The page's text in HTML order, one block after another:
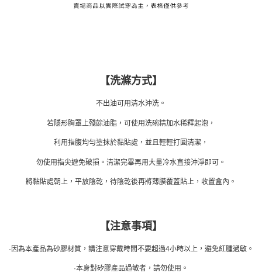
【洗滌方式】
不出油可用清水沖洗。
若隱形胸罩上殘餘油脂，可使用洗碗精加水稀釋起泡，
利用指腹均勻塗抹於黏貼處，並且輕輕打圓清潔，
勿使用指尖避免破損。清潔完畢再用大量冷水直接沖淨即可。
將黏貼處朝上，平放陰乾，待陰乾後再將薄膜覆蓋貼上，收置盒內。
【注意事項】
·因為本產品為砂膠材質，請注意穿戴時間不要超過4小時以上，避免紅腫過敏。
·本身對矽膠產品過敏者，請勿使用。